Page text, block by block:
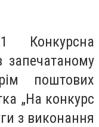
Конкурсна
запечатаному
поштових
„На конкурс
з виконання